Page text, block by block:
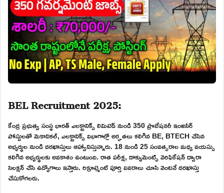
BEL Recruitment 2025:
కేంద్ర ప్రభుత్వ సంస్థ భారత్ ఎలక్ట్రానిక్స్ లిమిటెడ్ నుండి 350 ప్రొబేషనరీ ఇంజనీర్
పోస్టులతో మెకానికల్, ఎలక్ట్రానిక్స్ విభాగాల్లో అర్హతలు కలిగిన BE, BTECH చేసిన
అభ్యర్థుల నుండి దరఖాస్తులు ఆహ్వానిస్తున్నారు. 18 నుండి 25 సంవత్సరాల మధ్య వయస్సు
కలిగిన అభ్యర్థులకు అవకాశం ఉంటుంది. రాత పరీక్ష, డాక్యుమెంట్స్ వెరిఫికేషన్ ద్వారా
సెలక్షన్ చేసి ఉద్యోగాలు ఇస్తారు. రిక్రూట్మెంట్ పూర్తి వివరాలు చూసి వెంటనే దరఖాస్తు
చేసుకోగలరు.